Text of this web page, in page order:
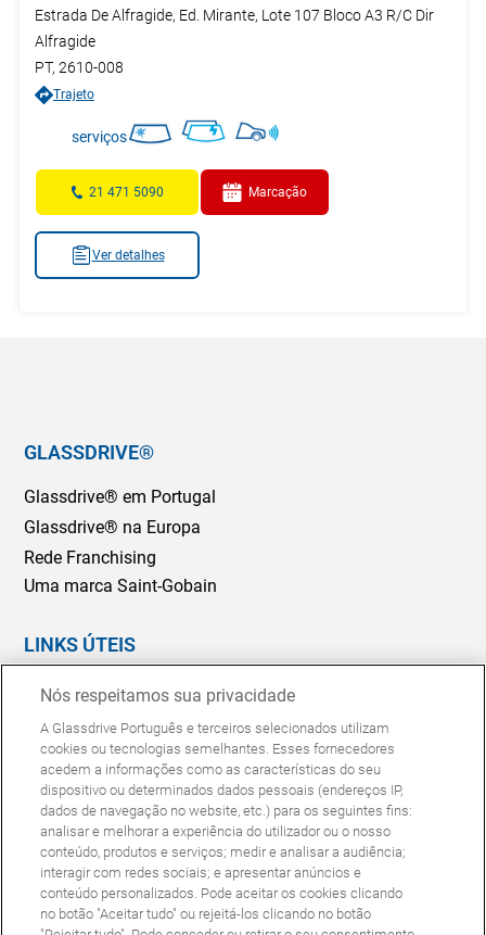
Estrada De Alfragide, Ed. Mirante, Lote 107 Bloco A3 R/C Dir
Alfragide
PT, 2610-008
Trajeto
serviços
21 471 5090 Marcação
Ver detalhes
GLASSDRIVE®
Glassdrive® em Portugal
Glassdrive® na Europa
Rede Franchising
Uma marca Saint-Gobain
LINKS ÚTEIS
Marcação Online
Seguradoras e gestores de frotas
Reparação ou substituição?
Perguntas Frequentes
Política de CookiesPolítica de Privacidade
© Copyright Glassdrive. Todos os direitos reservados | 2025
Nós respeitamos sua privacidade
A Glassdrive Português e terceiros selecionados utilizam
cookies ou tecnologias semelhantes. Esses fornecedores
acedem a informações como as características do seu
dispositivo ou determinados dados pessoais (endereços IP,
dados de navegação no website, etc.) para os seguintes fins:
analisar e melhorar a experiência do utilizador ou o nosso
conteúdo, produtos e serviços; medir e analisar a audiência;
interagir com redes sociais; e apresentar anúncios e
conteúdo personalizados. Pode aceitar os cookies clicando
no botão "Aceitar tudo" ou rejeitá-los clicando no botão